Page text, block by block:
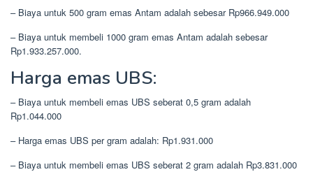
– Biaya untuk 500 gram emas Antam adalah sebesar Rp966.949.000
– Biaya untuk membeli 1000 gram emas Antam adalah sebesar
Rp1.933.257.000. ⁠
Harga emas UBS:
– Biaya untuk membeli emas UBS seberat 0,5 gram adalah
Rp1.044.000
– Harga emas UBS per gram adalah: Rp1.931.000
– Biaya untuk membeli emas UBS seberat 2 gram adalah Rp3.831.000